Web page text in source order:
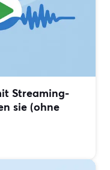
Streaming-
sie (ohne